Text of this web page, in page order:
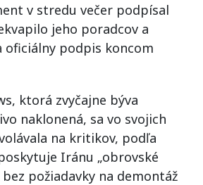
v stredu večer podpísal
jeho poradcov a
oficiálny podpis koncom
ktorá zvyčajne býva
naklonená, sa vo svojich
na kritikov, podľa
Iránu „obrovské
požiadavky na demontáž